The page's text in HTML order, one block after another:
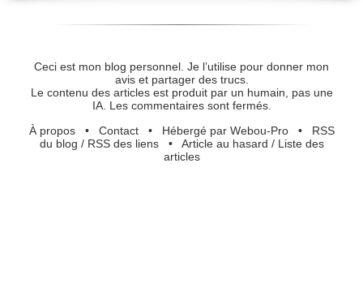
Ceci est mon blog personnel. Je l’utilise pour donner mon
avis et partager des trucs.
Le contenu des articles est produit par un humain, pas une
IA. Les commentaires sont fermés.
À propos• Contact• Hébergé par Webou-Pro• RSS
du blog / RSS des liens• Article au hasard / Liste des
articles